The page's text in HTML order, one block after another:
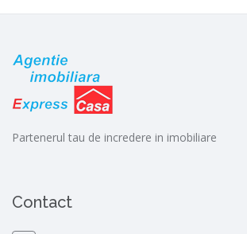
Partenerul tau de incredere in imobiliare
Contact